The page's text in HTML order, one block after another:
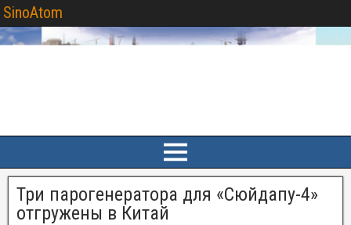
SinoAtom
Три парогенератора для «Сюйдапу-4»
отгружены в Китай